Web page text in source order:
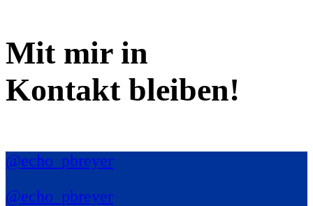
Mit mir in
Kontakt bleiben!
@echo_pbreyer
@echo_pbreyer